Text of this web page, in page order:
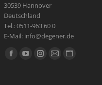
30539 Hannover
Deutschland
Tel.: 0511-963 60 0
E-Mail: info@degener.de
Finden Sie uns auf:
FacebookYouTubeInstagram
E-
Website